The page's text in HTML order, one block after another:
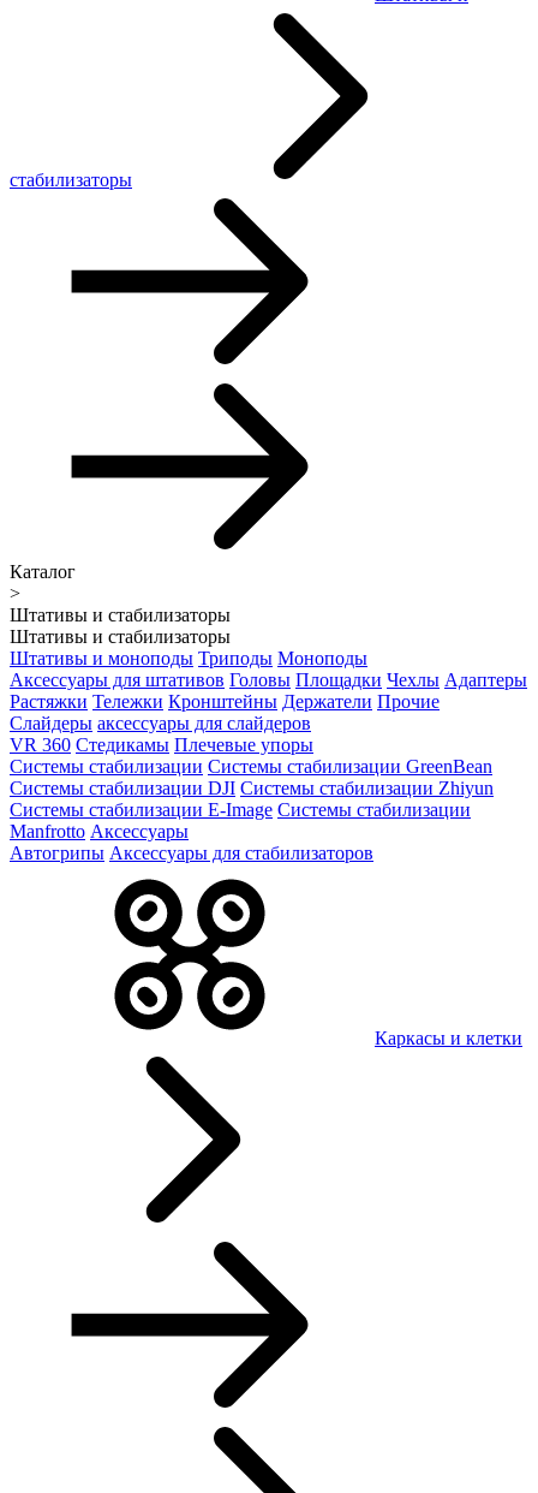
стабилизаторы
Каталог
>
Штативы и стабилизаторы
Штативы и стабилизаторы
Штативы и моноподы Триподы Моноподы
Аксессуары для штативов Головы Площадки Чехлы Адаптеры
Растяжки Тележки Кронштейны Держатели Прочие
Слайдеры аксессуары для слайдеров
VR 360 Стедикамы Плечевые упоры
Системы стабилизации Системы стабилизации GreenBean
Системы стабилизации DJI Системы стабилизации Zhiyun
Системы стабилизации E-Image Системы стабилизации
Manfrotto Аксессуары
Автогрипы Аксессуары для стабилизаторов
Каркасы и клетки